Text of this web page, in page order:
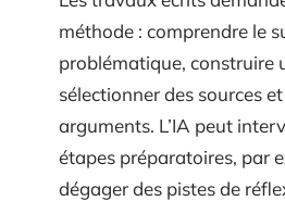
méthode : comprendre le
problématique, construire
sélectionner des sources
arguments. L’IA peut
étapes préparatoires, par
dégager des pistes de